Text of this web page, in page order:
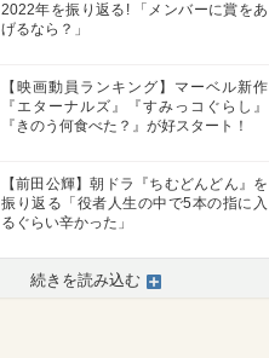
2022年を振り返る! 「メンバーに賞をあ
げるなら？」
【映画動員ランキング】マーベル新作
『エターナルズ』『すみっコぐらし』
『きのう何食べた？』が好スタート！
【前田公輝】朝ドラ『ちむどんどん』を
振り返る「役者人生の中で5本の指に入
るぐらい辛かった」
続きを読み込む